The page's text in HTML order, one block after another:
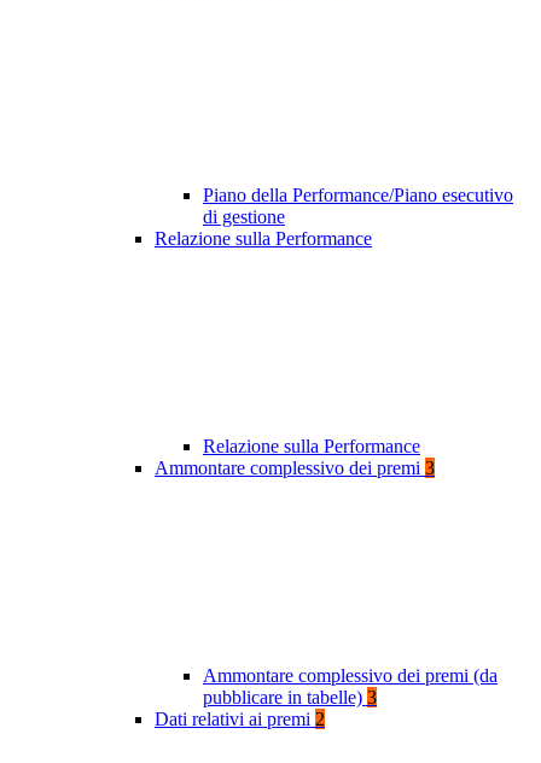
Piano della Performance/Piano esecutivo
di gestione
Relazione sulla Performance
Relazione sulla Performance
Ammontare complessivo dei premi 3
Ammontare complessivo dei premi (da
pubblicare in tabelle) 3
Dati relativi ai premi 2